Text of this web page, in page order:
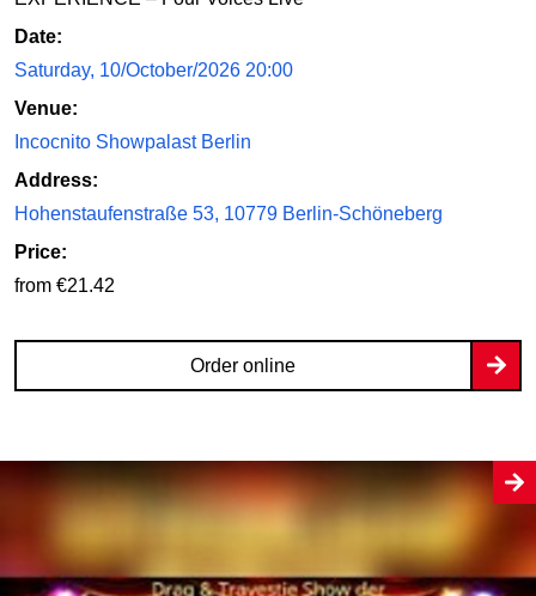
Date:
Saturday, 10/October/2026 20:00
Venue:
Incocnito Showpalast Berlin
Address:
Hohenstaufenstraße 53, 10779 Berlin-Schöneberg
Price:
from €21.42
Order online